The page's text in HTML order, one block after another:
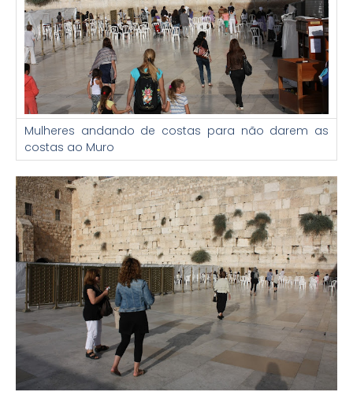
Mulheres andando de costas para não darem as
costas ao Muro